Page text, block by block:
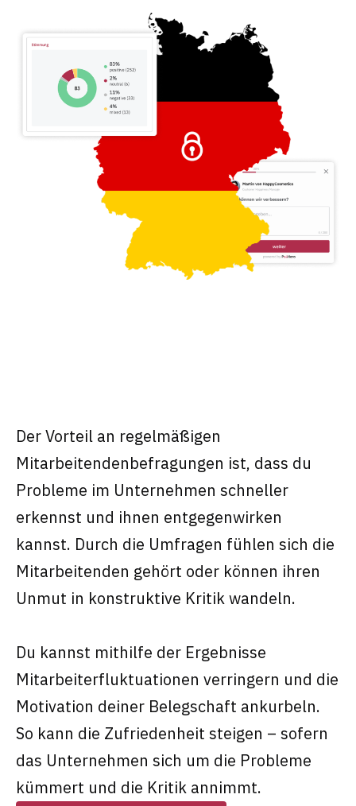
Der Vorteil an regelmäßigen
Mitarbeitendenbefragungen ist, dass du
Probleme im Unternehmen schneller
erkennst und ihnen entgegenwirken
kannst. Durch die Umfragen fühlen sich die
Mitarbeitenden gehört oder können ihren
Unmut in konstruktive Kritik wandeln.
Du kannst mithilfe der Ergebnisse
Mitarbeiterfluktuationen verringern und die
Motivation deiner Belegschaft ankurbeln.
So kann die Zufriedenheit steigen – sofern
das Unternehmen sich um die Probleme
kümmert und die Kritik annimmt.